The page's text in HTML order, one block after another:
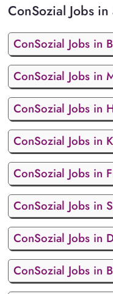
ConSozial Jobs
ConSozial Jobs in
ConSozial Jobs in
ConSozial Jobs in
ConSozial Jobs in
ConSozial Jobs in
ConSozial Jobs in
ConSozial Jobs in
ConSozial Jobs in